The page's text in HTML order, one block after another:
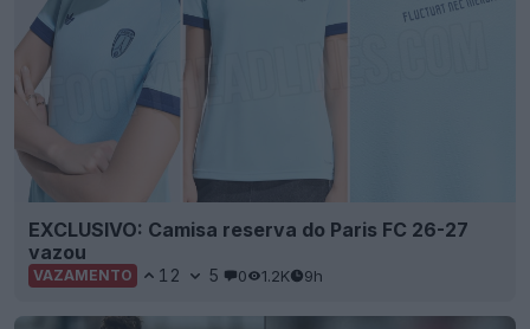
EXCLUSIVO: Camisa reserva do Paris FC 26-27
vazou
VAZAMENTO 12 5 0 1.2K 9h